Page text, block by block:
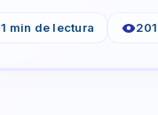
1 min de lectura